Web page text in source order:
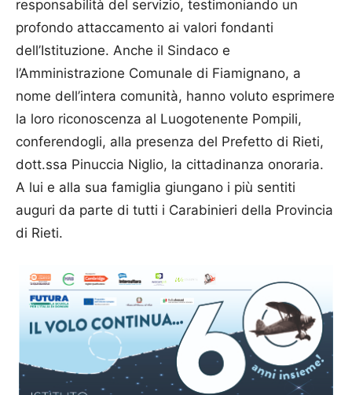
responsabilità del servizio, testimoniando un
profondo attaccamento ai valori fondanti
dell’Istituzione. Anche il Sindaco e
l’Amministrazione Comunale di Fiamignano, a
nome dell’intera comunità, hanno voluto esprimere
la loro riconoscenza al Luogotenente Pompili,
conferendogli, alla presenza del Prefetto di Rieti,
dott.ssa Pinuccia Niglio, la cittadinanza onoraria.
A lui e alla sua famiglia giungano i più sentiti
auguri da parte di tutti i Carabinieri della Provincia
di Rieti.